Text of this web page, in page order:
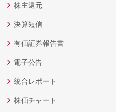
株主還元
決算短信
有価証券報告書
電子公告
統合レポート
株価チャート